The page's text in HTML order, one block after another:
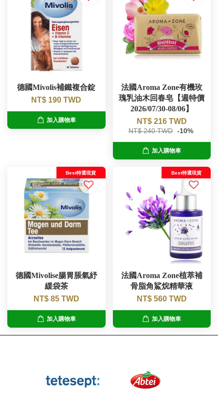
德國Mivolis補鐵複合錠
NT$ 190 TWD
加入購物車
法國Aroma Zone有機玫
瑰乳油木回春皂【週特價
2026/07/30-08/06】
NT$ 216 TWD
NT$ 240 TWD -10%
加入購物車
Best特選現貨
德國Mivolise腸胃脹氣紓
緩袋茶
NT$ 85 TWD
加入購物車
Best特選現貨
法國Aroma Zone植萃補
骨脂角鯊烷精華液
NT$ 560 TWD
加入購物車